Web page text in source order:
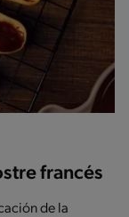
francés
de la